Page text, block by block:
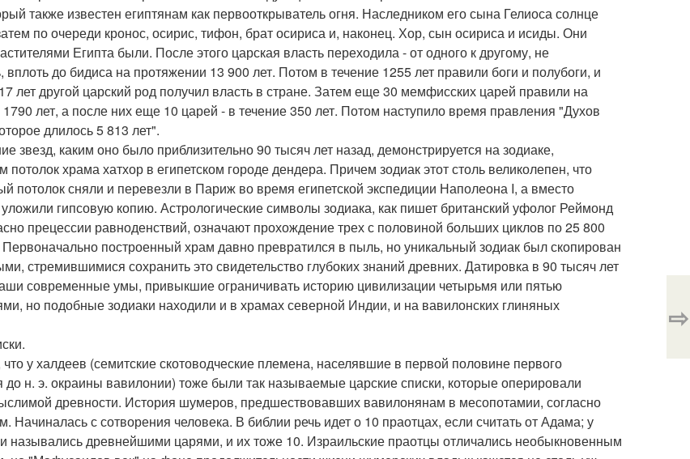
также известен египтянам как первооткрыватель огня. Наследником его сына Гелиоса солнце
по очереди кронос, осирис, тифон, брат осириса и, наконец. Хор, сын осириса и исиды. Они
Египта были. После этого царская власть переходила - от одного к другому, не
вплоть до бидиса на протяжении 13 900 лет. Потом в течение 1255 лет правили боги и полубоги, и
лет другой царский род получил власть в стране. Затем еще 30 мемфисских царей правили на
лет, а после них еще 10 царей - в течение 350 лет. Потом наступило время правления "Духов
длилось 5 813 лет".
звезд, каким оно было приблизительно 90 тысяч лет назад, демонстрируется на зодиаке,
храма хатхор в египетском городе дендера. Причем зодиак этот столь великолепен, что
потолок сняли и перевезли в Париж во время египетской экспедиции Наполеона I, а вместо
гипсовую копию. Астрологические символы зодиака, как пишет британский уфолог Реймонд
прецессии равноденствий, означают прохождение трех с половиной больших циклов по 25 800
построенный храм давно превратился в пыль, но уникальный зодиак был скопирован
стремившимися сохранить это свидетельство глубоких знаний древних. Датировка в 90 тысяч лет
современные умы, привыкшие ограничивать историю цивилизации четырьмя или пятью
но подобные зодиаки находили и в храмах северной Индии, и на вавилонских глиняных
у халдеев (семитские скотоводческие племена, населявшие в первой половине первого
до н. э. окраины вавилонии) тоже были так называемые царские списки, которые оперировали
древности. История шумеров, предшествовавших вавилонянам в месопотамии, согласно
Начиналась с сотворения человека. В библии речь идет о 10 праотцах, если считать от Адама; у
назывались древнейшими царями, и их тоже 10. Израильские праотцы отличались необыкновенным
⇨